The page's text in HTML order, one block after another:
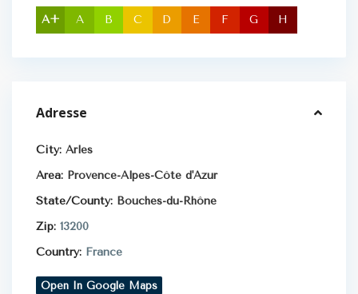
A+ A B C D E F G H
Adresse
City: Arles
Area: Provence-Alpes-Côte d'Azur
State/County: Bouches-du-Rhône
Zip: 13200
Country: France
Open In Google Maps